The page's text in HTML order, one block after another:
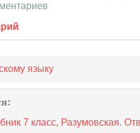
языку
7 класс, Разумовская.